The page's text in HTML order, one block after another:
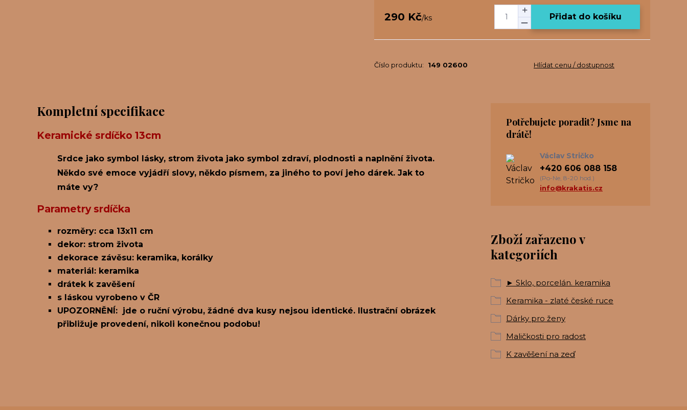
290 Kč/ks Přidat do košíku
Číslo produktu: 149 02600 Hlídat cenu / dostupnost
Kompletní specifikace
Keramické srdíčko 13cm
Srdce jako symbol lásky, strom života jako symbol zdraví, plodnosti a naplnění života.
Někdo své emoce vyjádří slovy, někdo písmem, za jiného to poví jeho dárek. Jak to
máte vy?
Parametry srdíčka
rozměry: cca 13x11 cm
dekor: strom života
dekorace závěsu: keramika, korálky
materiál: keramika
drátek k zavěšení
s láskou vyrobeno v ČR
UPOZORNĚNÍ: jde o ruční výrobu, žádné dva kusy nejsou identické. Ilustrační obrázek
přibližuje provedení, nikoli konečnou podobu!
Zboží zařazeno v
kategoriích
► Sklo, porcelán. keramika
Keramika - zlaté české ruce
Dárky pro ženy
Maličkosti pro radost
K zavěšení na zeď
Potřebujete poradit? Jsme na
drátě!
Václav Stričko
+420 606 088 158
(Po-Ne, 8-20 hod.)
info@krakatis.cz